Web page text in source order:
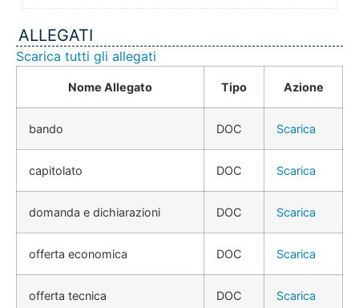
ALLEGATI
Scarica tutti gli allegati
Nome Allegato Tipo Azione
bando DOC Scarica
capitolato DOC Scarica
domanda e dichiarazioni DOC Scarica
offerta economica DOC Scarica
offerta tecnica DOC Scarica